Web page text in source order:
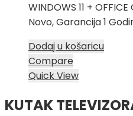
WINDOWS 11 + OFFICE
Novo, Garancija 1
Dodaj u košaricu
Compare
Quick View
KUTAK